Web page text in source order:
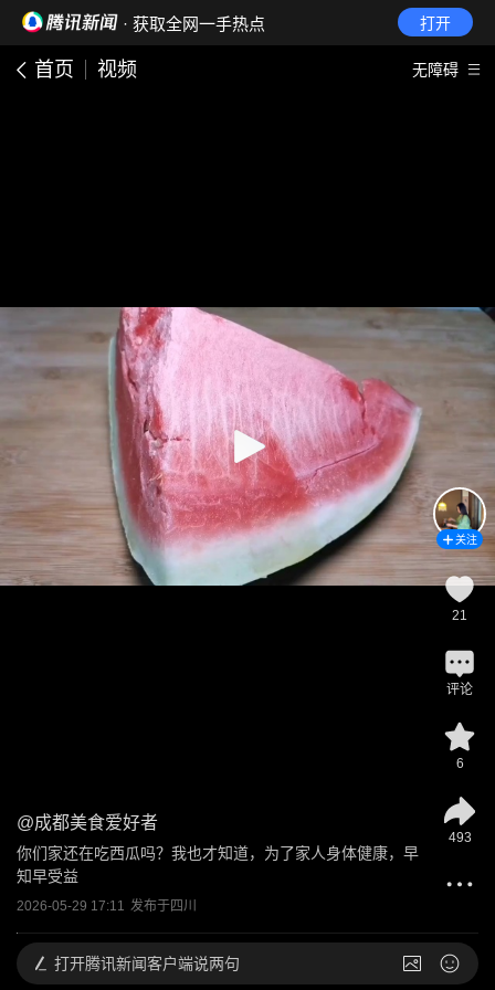
· 获取全网一手热点 打开
首页 视频 无障碍
@成都美食爱好者
你们家还在吃西瓜吗？我也才知道，为了家人身体健康，早
知早受益
2026-05-29 17:11 发布于四川
关注
21
评论
6
493
打开腾讯新闻客户端说两句